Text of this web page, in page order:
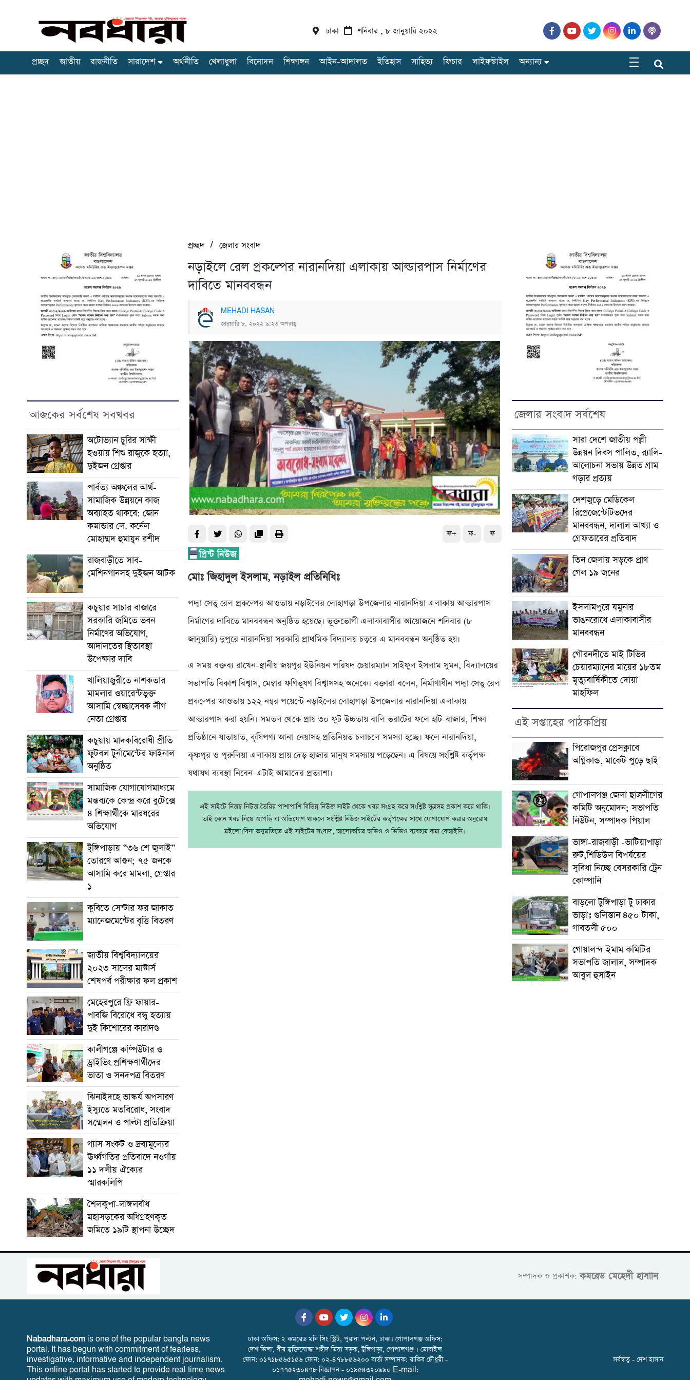
ঢাকা শনিবার , ৮ জানুয়ারি ২০২২
প্রচ্ছদ জাতীয় রাজনীতি সারাদেশ অর্থনীতি খেলাধুলা বিনোদন শিক্ষাঙ্গন আইন-আদালত ইতিহাস সাহিত্য ফিচার লাইফস্টাইল অন্যান্য
আজকের সর্বশেষ সবখবর
অটোভ্যান চুরির সাক্ষী
হওয়ায় শিশু রাজুকে হত্যা,
দুইজন গ্রেপ্তার
পার্বত্য অঞ্চলের আর্থ-
সামাজিক উন্নয়নে কাজ
অব্যাহত থাকবে: জোন
কমান্ডার লে. কর্নেল
মোহাম্মদ হুমায়ুন রশীদ
রাজবাড়ীতে সাব-
মেশিনগানসহ দুইজন আটক
কচুয়ার সাচার বাজারে
সরকারি জমিতে ভবন
নির্মাণের অভিযোগ,
আদালতের স্থিতাবস্থা
উপেক্ষার দাবি
খালিয়াজুরীতে নাশকতার
মামলার ওয়ারেন্টভুক্ত
আসামি স্বেচ্ছাসেবক লীগ
নেতা গ্রেপ্তার
কচুয়ায় মাদকবিরোধী প্রীতি
ফুটবল টুর্নামেন্টের ফাইনাল
অনুষ্ঠিত
সামাজিক যোগাযোগমাধ্যমে
মন্তব্যকে কেন্দ্র করে বুটেক্সে
৪ শিক্ষার্থীকে মারধরের
অভিযোগ
টুঙ্গিপাড়ায় “৩৬ শে জুলাই”
তোরণে আগুন; ৭৫ জনকে
আসামি করে মামলা, গ্রেপ্তার
১
কুবিতে সেন্টার ফর জাকাত
ম্যানেজমেন্টের বৃত্তি বিতরণ
জাতীয় বিশ্ববিদ্যালয়ের
২০২৩ সালের মাস্টার্স
শেষপর্ব পরীক্ষার ফল প্রকাশ
মেহেরপুরে ফ্রি ফায়ার-
পাবজি বিরোধে বন্ধু হত্যায়
দুই কিশোরের কারাদণ্ড
কালীগঞ্জে কম্পিউটার ও
ড্রাইভিং প্রশিক্ষণার্থীদের
ভাতা ও সনদপত্র বিতরণ
ঝিনাইদহে ভাস্কর্য অপসারণ
ইস্যুতে মতবিরোধ, সংবাদ
সম্মেলন ও পাল্টা প্রতিক্রিয়া
গ্যাস সংকট ও দ্রব্যমূল্যের
ঊর্ধ্বগতির প্রতিবাদে নওগাঁয়
১১ দলীয় ঐক্যের
স্মারকলিপি
শৈলকুপা-লাঙ্গলবাঁধ
মহাসড়কের অধিগ্রহণকৃত
জমিতে ১৯টি স্থাপনা উচ্ছেদ
প্রচ্ছদ/জেলার সংবাদ
নড়াইলে রেল প্রকল্পের নারানদিয়া এলাকায় আল্ডারপাস নির্মাণের
দাবিতে মানববন্ধন
MEHADI HASAN
জানুয়ারি ৮, ২০২২ ৯:২৩ অপরাহ্ণ
ফ+ ফ- ফ
মোঃ জিহাদুল ইসলাম, নড়াইল প্রতিনিধিঃ
পদ্মা সেতু রেল প্রকল্পের আওতায় নড়াইলের লোহাগড়া উপজেলার নারানদিয়া এলাকায় আল্ডারপাস
নির্মাণের দাবিতে মানববন্ধন অনুষ্ঠিত হয়েছে। ভূক্তভোগী এলাকাবাসীর আয়োজনে শনিবার (৮
জানুয়ারি) দুপুরে নারানদিয়া সরকারি প্রাথমিক বিদ্যালয় চত্বরে এ মানববন্ধন অনুষ্ঠিত হয়।
এ সময় বক্তব্য রাখেন-স্থানীয় জয়পুর ইউনিয়ন পরিষদ চেয়ারম্যান সাইফুল ইসলাম সুমন, বিদ্যালয়ের
সভাপতি বিকাশ বিশ্বাস, মেম্বার ফণিভূষণ বিশ্বাসসহ অনেকে। বক্তারা বলেন, নির্মাণাধীন পদ্মা সেতু রেল
প্রকল্পের আওতায় ১২২ নম্বর পয়েন্টে নড়াইলের লোহাগড়া উপজেলার নারানদিয়া এলাকায়
আল্ডারপাস করা হয়নি। সমতল থেকে প্রায় ৩০ ফুট উচ্চতায় বালি ভরাটের ফলে হাট-বাজার, শিক্ষা
প্রতিষ্ঠানে যাতায়াত, কৃষিপণ্য আনা-নেয়াসহ প্রতিনিয়ত চলাচলে সমস্যা হচ্ছে। ফলে নারানদিয়া,
কৃষ্ণপুর ও পুরুলিয়া এলাকায় প্রায় দেড় হাজার মানুষ সমস্যায় পড়েছেন। এ বিষয়ে সংশ্লিষ্ট কর্তৃপক্ষ
যথাযথ ব্যবস্থা নিবেন-এটাই আমাদের প্রত্যাশা।
এই সাইটে নিজম্ব নিউজ তৈরির পাশাপাশি বিভিন্ন নিউজ সাইট থেকে খবর সংগ্রহ করে সংশ্লিষ্ট সূত্রসহ প্রকাশ করে থাকি।
তাই কোন খবর নিয়ে আপত্তি বা অভিযোগ থাকলে সংশ্লিষ্ট নিউজ সাইটের কর্তৃপক্ষের সাথে যোগাযোগ করার অনুরোধ
রইলো।বিনা অনুমতিতে এই সাইটের সংবাদ, আলোকচিত্র অডিও ও ভিডিও ব্যবহার করা বেআইনি।
জেলার সংবাদ সর্বশেষ
সারা দেশে জাতীয় পল্লী
উন্নয়ন দিবস পালিত, র‍্যালি-
আলোচনা সভায় উন্নত গ্রাম
গড়ার প্রত্যয়
দেশজুড়ে মেডিকেল
রিপ্রেজেন্টেটিভদের
মানববন্ধন, দালাল আখ্যা ও
গ্রেফতারের প্রতিবাদ
তিন জেলায় সড়কে প্রাণ
গেল ১৯ জনের
ইসলামপুরে যমুনার
ভাঙনরোধে এলাকাবাসীর
মানববন্ধন
গৌরনদীতে মাই টিভির
চেয়ারম্যানের মায়ের ১৮তম
মৃত্যুবার্ষিকীতে দোয়া
মাহফিল
এই সপ্তাহের পাঠকপ্রিয়
পিরোজপুর প্রেসক্লাবে
অগ্নিকান্ড, মার্কেট পুড়ে ছাই
গোপালগঞ্জ জেলা ছাত্রলীগের
কমিটি অনুমোদন; সভাপতি
নিউটন, সম্পাদক পিয়াল
ভাঙ্গা-রাজবাড়ী -ভাটিয়াপাড়া
রুট,শিডিউল বিপর্যয়ের
সুবিধা নিচ্ছে বেসরকারি ট্রেন
কোম্পানি
বাড়লো টুঙ্গিপাড়া টু ঢাকার
ভাড়াঃ গুলিস্তান ৪৫০ টাকা,
গাবতলী ৫০০
গোয়ালন্দ ইমাম কমিটির
সভাপতি জালাল, সম্পাদক
আবুল হুসাইন
সম্পাদক ও প্রকাশক:কমরেড মেহেদী হাসাান
Nabadhara.com is one of the popular bangla news
portal. It has begun with commitment of fearless,
investigative, informative and independent journalism.
This online portal has started to provide real time news
ঢাকা অফিস: ২ কমরেড মনি সিং স্ট্রিট, পুরানা পল্টন, ঢাকা। গোপালগঞ্জ অফিস:
দেশ ভিলা, বীর মুক্তিযোদ্ধা শহীদ মিয়া সড়ক, টুঙ্গিপাড়া, গোপালগঞ্জ । মোবাইল
ফোন: ০১৭১৮৫৬৫১৫৬ ফোন: ০২-৪৭৮৮৫৬২০০ বার্তা সম্পাদক: রাকিব চৌধুরী -
০১৭৭৫২৩০৪৭৮ বিজ্ঞাপন - ০১৯৫৪৩২০৯৯০ E-mail:
সর্বস্বত্ব - দেশ হাসান